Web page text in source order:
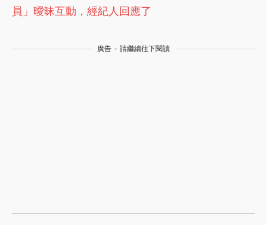
員」曖昧互動，經紀人回應了
廣告 - 請繼續往下閱讀